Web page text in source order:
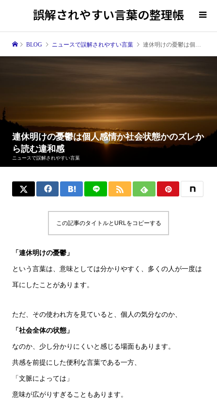
誤解されやすい言葉の整理帳
BLOG ニュースで誤解されやすい言葉 連休明けの憂鬱は個人感情か社会状態かのズレから読む違和感
連休明けの憂鬱は個人感情か社会状態かのズレか
ら読む違和感
ニュースで誤解されやすい言葉
この記事のタイトルとURLをコピーする
「連休明けの憂鬱」
という言葉は、意味としては分かりやすく、多くの人が一度は
耳にしたことがあります。
ただ、その使われ方を見ていると、個人の気分なのか、
「社会全体の状態」
なのか、少し分かりにくいと感じる場面もあります。
共感を前提にした便利な言葉である一方、
「文脈によっては」
意味が広がりすぎることもあります。